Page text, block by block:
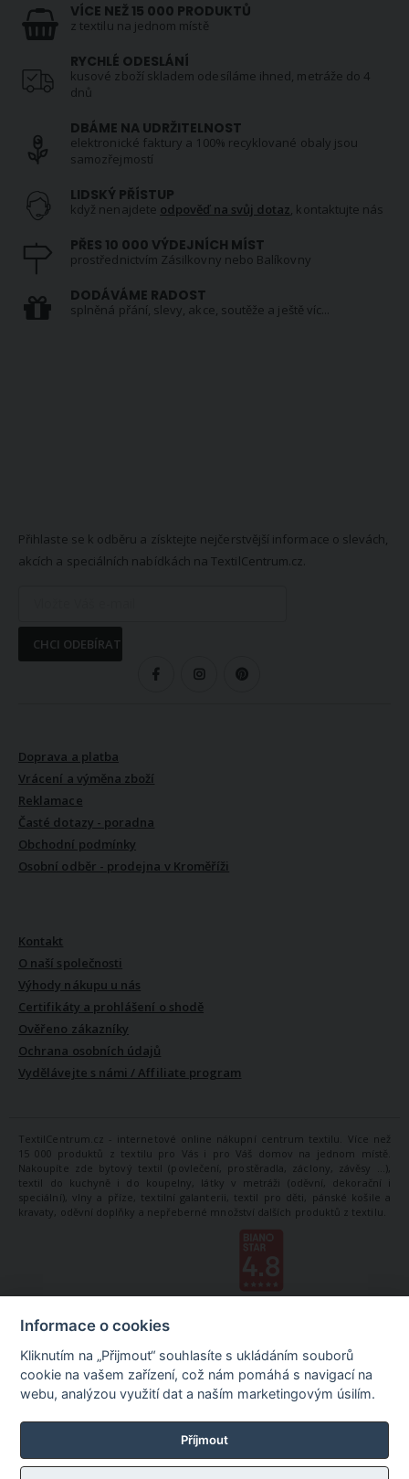
VÍCE NEŽ 15 000 PRODUKTŮ
z textilu na jednom místě
RYCHLÉ ODESLÁNÍ
kusové zboží skladem odesíláme ihned, metráže do 4
dnů
DBÁME NA UDRŽITELNOST
elektronické faktury a 100% recyklované obaly jsou
samozřejmostí
LIDSKÝ PŘÍSTUP
když nenajdete odpověď na svůj dotaz, kontaktujte nás
PŘES 10 000 VÝDEJNÍCH MÍST
prostřednictvím Zásilkovny nebo Balíkovny
DODÁVÁME RADOST
splněná přání, slevy, akce, soutěže a ještě víc...
Přihlaste se k odběru a získtejte nejčerstvější informace o slevách,
akcích a speciálních nabídkách na TextilCentrum.cz.
CHCI ODEBÍRAT
Doprava a platba
Vrácení a výměna zboží
Reklamace
Časté dotazy - poradna
Obchodní podmínky
Osobní odběr - prodejna v Kroměříži
Kontakt
O naší společnosti
Výhody nákupu u nás
Certifikáty a prohlášení o shodě
Ověřeno zákazníky
Ochrana osobních údajů
Vydělávejte s námi / Affiliate program
TextilCentrum.cz - internetové online nákupní centrum textilu. Více než
15 000 produktů z textilu pro Vás i pro Váš domov na jednom místě.
Nakoupíte zde bytový textil (povlečení, prostěradla, záclony, závěsy ...),
textil do kuchyně i do koupelny, látky v metráži (oděvní, dekorační i
speciální), vlny a příze, textilní galanterii, textil pro děti, pánské košile a
kravaty, oděvní doplňky a nepřeberné množství dalších produktů z textilu.
Informace o cookies
Kliknutím na „Přijmout“ souhlasíte s ukládáním souborů
cookie na vašem zařízení, což nám pomáhá s navigací na
webu, analýzou využití dat a naším marketingovým úsilím.
Příjmout